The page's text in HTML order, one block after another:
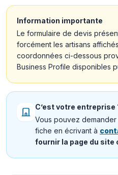
Information importante
Le formulaire de devis
forcément les artisans
coordonnées ci-dessous
Business Profile disponibles
C’est votre entreprise
Vous pouvez
fiche en écrivant à
fournir la page du site